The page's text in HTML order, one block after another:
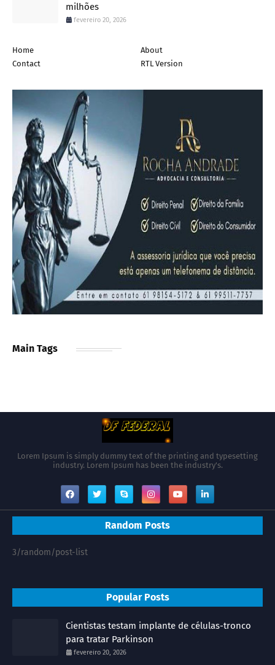
milhões
fevereiro 20, 2026
Home
About
Contact
RTL Version
Main Tags
Lorem Ipsum is simply dummy text of the printing and typesetting
industry. Lorem Ipsum has been the industry's.
Random Posts
3/random/post-list
Popular Posts
Cientistas testam implante de células-tronco
para tratar Parkinson
fevereiro 20, 2026